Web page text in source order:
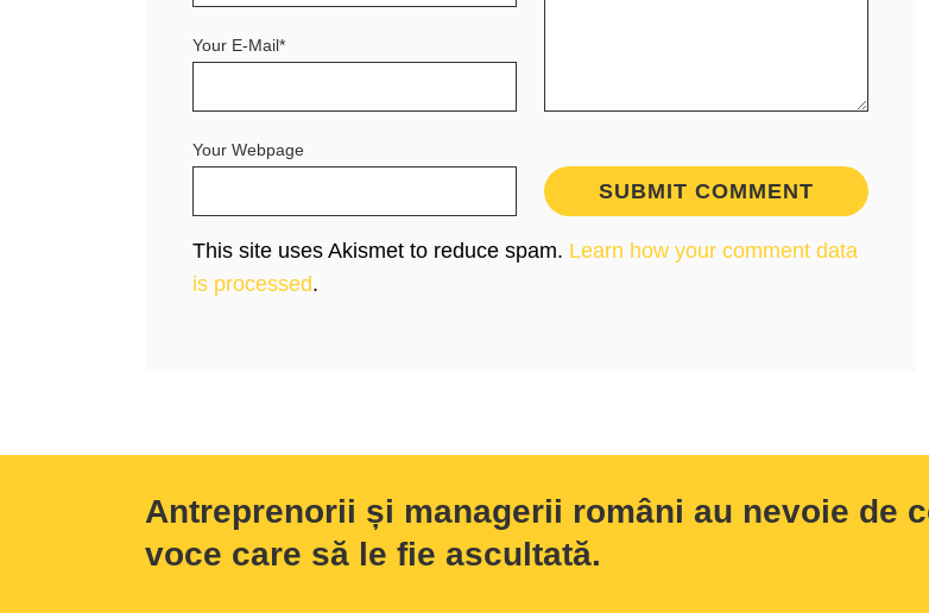
Your E-Mail*
Your Webpage
This site uses Akismet to reduce spam. Learn how your comment data
is processed.
Antreprenorii și managerii români au nevoie de
voce care să le fie ascultată.